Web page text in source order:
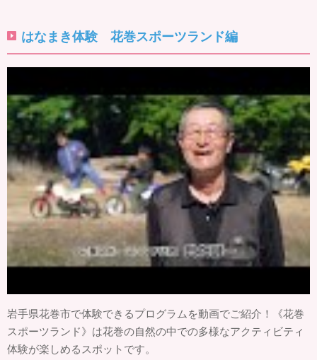
はなまき体験 花巻スポーツランド編
岩手県花巻市で体験できるプログラムを動画でご紹介！《花巻
スポーツランド》は花巻の自然の中での多様なアクティビティ
体験が楽しめるスポットです。